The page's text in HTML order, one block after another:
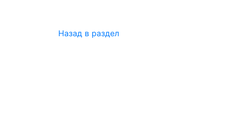
Назад в раздел